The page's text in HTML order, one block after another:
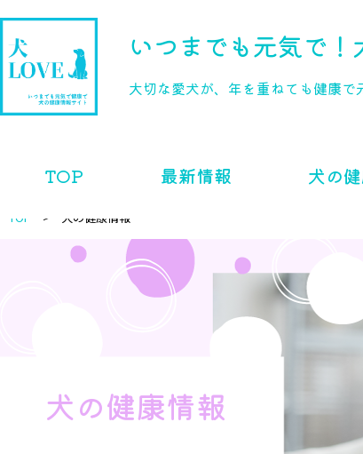
いつまでも元気で！
大切な愛犬が、年を重ねても健康で
TOP 最新情報 犬の
TOP 犬の健康情報
犬の健康情報